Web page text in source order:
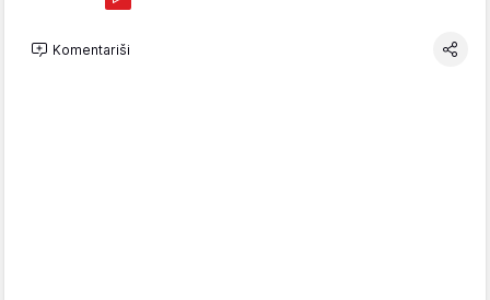
Komentariši